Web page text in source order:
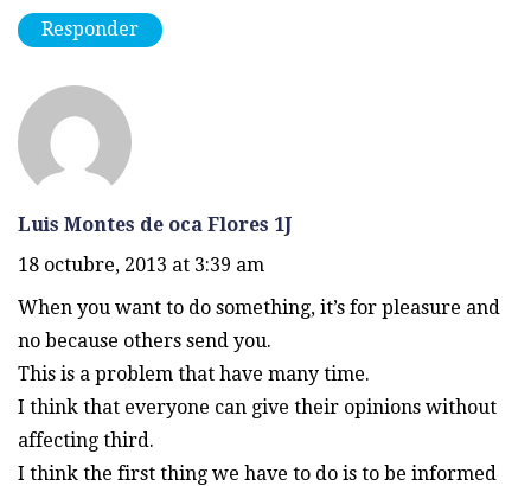
Responder
Luis Montes de oca Flores 1J
18 octubre, 2013 at 3:39 am
When you want to do something, it’s for pleasure and
no because others send you.
This is a problem that have many time.
I think that everyone can give their opinions without
affecting third.
I think the first thing we have to do is to be informed